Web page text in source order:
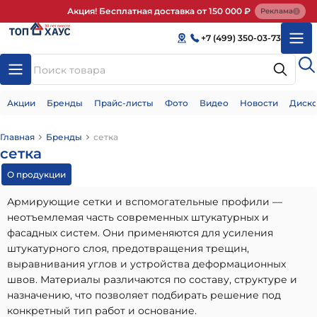
Акция! Бесплатная доставка от 150 000 ₽ Реклама
+7 (499) 350-03-73
Акции Бренды Прайс-листы Фото Видео Новости
Главная Бренды сетка
сетка
О продукции
Армирующие сетки и вспомогательные профили —
неотъемлемая часть современных штукатурных и
фасадных систем. Они применяются для усиления
штукатурного слоя, предотвращения трещин,
выравнивания углов и устройства деформационных
швов. Материалы различаются по составу, структуре и
назначению, что позволяет подбирать решение под
конкретный тип работ и основание.